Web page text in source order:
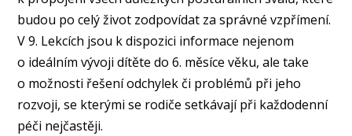
budou po celý život zodpovídat za správné vzpřímení.
V 9. Lekcích jsou k dispozici informace nejenom
o ideálním vývoji dítěte do 6. měsíce věku, ale take
o možnosti řešení odchylek či problémů při jeho
rozvoji, se kterými se rodiče setkávají při každodenní
péči nejčastěji.